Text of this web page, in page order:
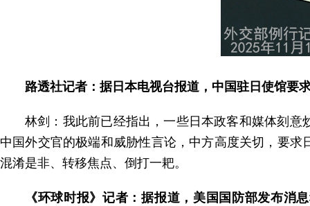
路透社记者：据日本电视台报道，中国驻日使馆要
林剑：我此前已经指出，一些日本政客和媒体刻
中国外交官的极端和威胁性言论，中方高度关切，要
混淆是非、转移焦点、倒打一耙。
《环球时报》记者：据报道，美国国防部发布消